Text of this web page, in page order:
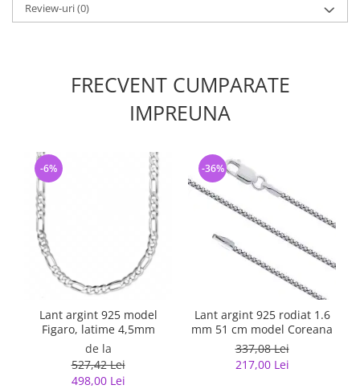
Review-uri(0)
FRECVENT CUMPARATE
IMPREUNA
Lant argint 925 model
Figaro, latime 4,5mm
de la
527,42 Lei
498,00 Lei
-6%
Lant argint 925 rodiat 1.6
mm 51 cm model Coreana
337,08 Lei
217,00 Lei
-36%